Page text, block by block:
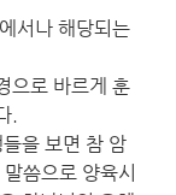
서나 해당되는
으로 바르게 훈
.
을 보면 참 암
씀으로 양육시